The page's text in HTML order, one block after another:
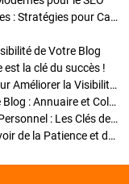
Enrichir Vos Articles avec des Contenus Riches : Stratégies pour Captiver et Optimiser
de Votre Blog
la clé du succès !
Optimisation SEO des Articles : Stratégies pour Améliorer la Visibilité de Votre Blog
Stratégies pour améliorer la visibilité de votre Blog : Annuaire et Collaborations
Pourquoi Investir dans un Nom de Domaine Personnel : Les Clés de la Réussite de Votre Blog
Comment Faire Émerger Votre Blog : Le Pouvoir de la Patience et de la Persévérance